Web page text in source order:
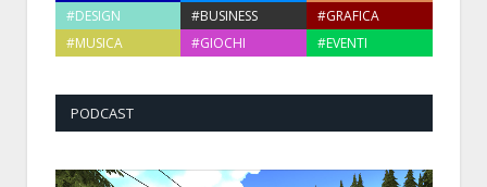
#DESIGN
#BUSINESS
#GRAFICA
#MUSICA
#GIOCHI #EVENTI
PODCAST